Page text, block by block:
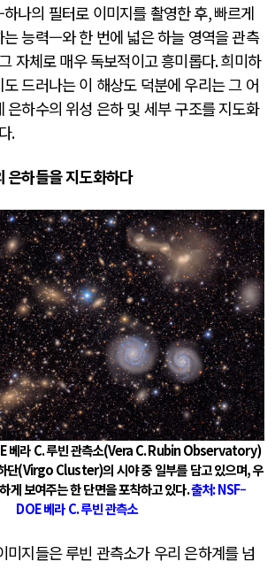
나의 필터로 이미지를 촬영한 후,빠르게
는 능력—와 한 번에 넓은 하늘 영역을 관측
자체로 매우 독보적이고 흥미롭다.희미하
드러나는 이 해상도 덕분에 우리는 그 어
은하수의 위성 은하 및 세부 구조를 지도화
.
은하들을 지도화하다
베라C.루빈 관측소(Vera C. Rubin Observatory)
단(Virgo Cluster)의 시야 중 일부를 담고 있으며,우
게 보여주는 한 단면을 포착하고 있다.출처: NSF–
DOE베라C.루빈 관측소
미지들은 루빈 관측소가 우리 은하계를 넘